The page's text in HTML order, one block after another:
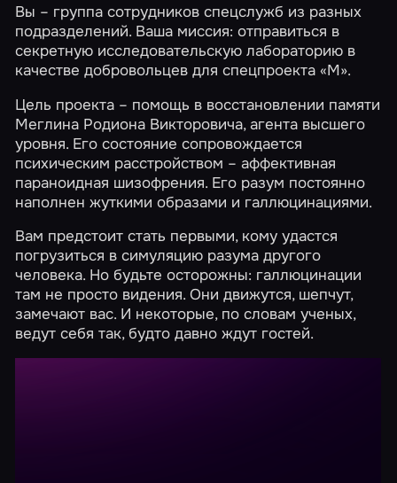
Вы – группа сотрудников спецслужб из разных
подразделений. Ваша миссия: отправиться в
секретную исследовательскую лабораторию в
качестве добровольцев для спецпроекта «М».
Цель проекта – помощь в восстановлении памяти
Меглина Родиона Викторовича, агента высшего
уровня. Его состояние сопровождается
психическим расстройством – аффективная
параноидная шизофрения. Его разум постоянно
наполнен жуткими образами и галлюцинациями.
Вам предстоит стать первыми, кому удастся
погрузиться в симуляцию разума другого
человека. Но будьте осторожны: галлюцинации
там не просто видения. Они движутся, шепчут,
замечают вас. И некоторые, по словам ученых,
ведут себя так, будто давно ждут гостей.